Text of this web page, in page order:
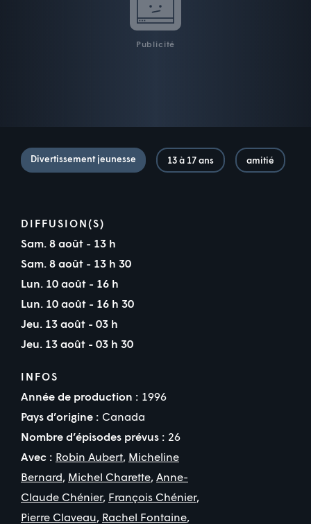
Publicité
Divertissement jeunesse 13 à 17 ans amitié
DIFFUSION(S)
Sam. 8 août - 13 h
Sam. 8 août - 13 h 30
Lun. 10 août - 16 h
Lun. 10 août - 16 h 30
Jeu. 13 août - 03 h
Jeu. 13 août - 03 h 30
INFOS
Année de production : 1996
Pays d’origine : Canada
Nombre d’épisodes prévus : 26
Avec : Robin Aubert, Micheline
Bernard, Michel Charette, Anne-
Claude Chénier, François Chénier,
Pierre Claveau, Rachel Fontaine,